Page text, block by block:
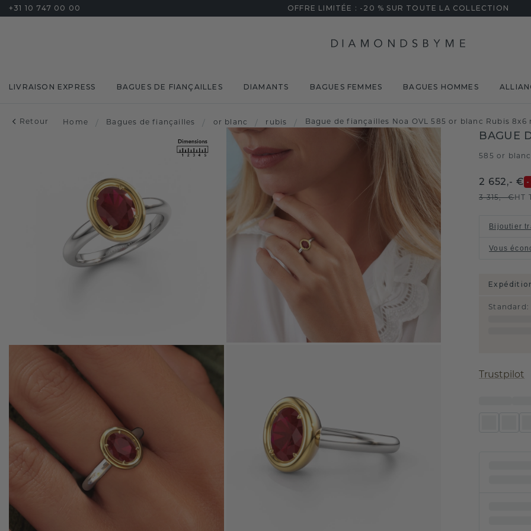
+31 10 747 00 00 OFFRE LIMITÉE : -20 % SUR TOUTE LA COLLECTION
LIVRAISON EXPRESS BAGUES DE FIANÇAILLES DIAMANTS BAGUES FEMMES BAGUES HOMMES
Retour Home / Bagues de fiançailles / or blanc / rubis / Bague de fiançailles Noa OVL 585 or blanc Rubis 8x6
BAGUE
585 or blanc
2 652,- €
3 315,- €HT
Bijoutier
Vous
Standard :
Trustpilot